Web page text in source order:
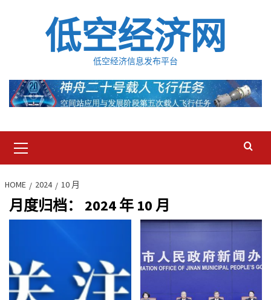
低空经济网
低空经济信息发布平台
Menu
HOME 2024 10 月
月度归档： 2024 年 10 月